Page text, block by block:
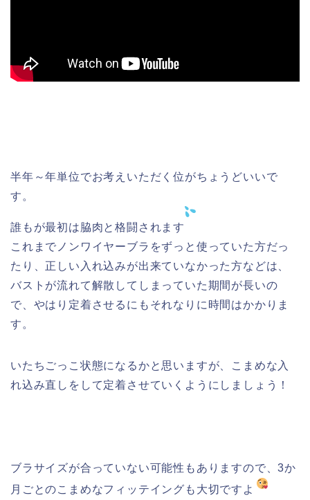
半年～年単位でお考えいただく位がちょうどいいで
す。
誰もが最初は脇肉と格闘されます
これまでノンワイヤーブラをずっと使っていた方だっ
たり、正しい入れ込みが出来ていなかった方などは、
バストが流れて解散してしまっていた期間が長いの
で、やはり定着させるにもそれなりに時間はかかりま
す。
いたちごっこ状態になるかと思いますが、こまめな入
れ込み直しをして定着させていくようにしましょう！
ブラサイズが合っていない可能性もありますので、3か
月ごとのこまめなフィッテイングも大切ですよ